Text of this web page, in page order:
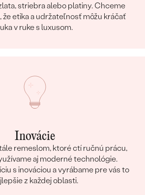
striebra alebo platiny. Chceme
že etika a udržateľnosť môžu kráčať
v ruke s luxusom.
Inovácie
remeslom, ktoré ctí ručnú prácu,
aj moderné technológie.
s inováciou a vyrábame pre vás to
z každej oblasti.